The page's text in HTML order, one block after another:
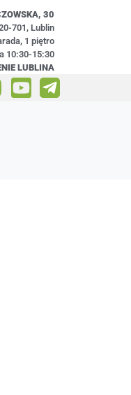
30
701, Lublin
1 piętro
10:30-15:30
LUBLINA